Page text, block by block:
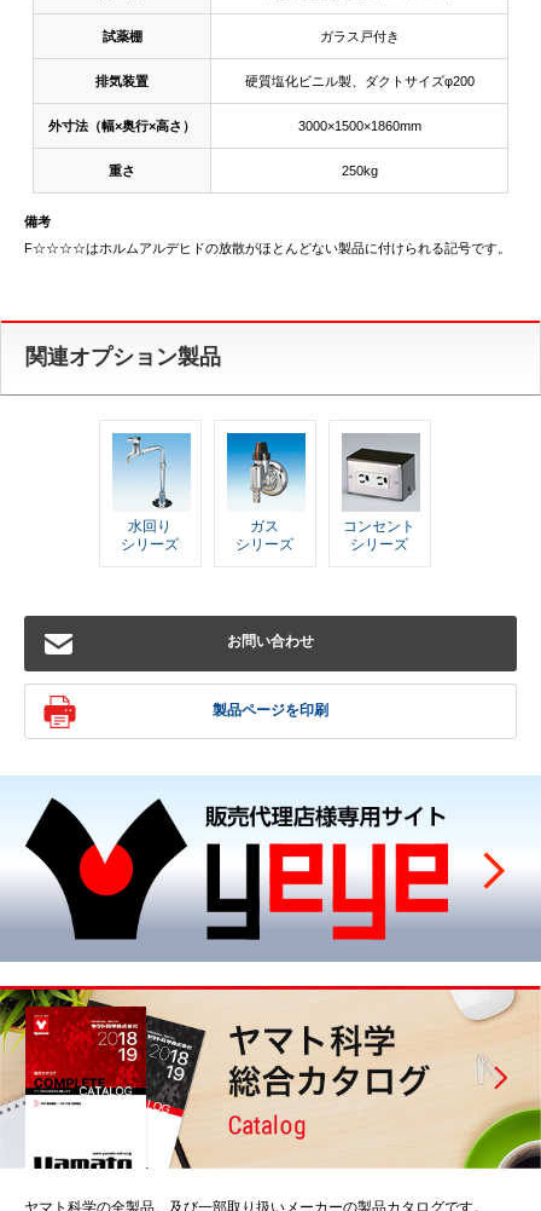
試薬棚 ガラス戸付き
排気装置 硬質塩化ビニル製、ダクトサイズφ200
外寸法（幅×奥行×高さ） 3000×1500×1860mm
重さ 250kg
備考
F☆☆☆☆はホルムアルデヒドの放散がほとんどない製品に付けられる記号です。
関連オプション製品
水回り
シリーズ
ガス
シリーズ
コンセント
シリーズ
お問い合わせ
製品ページを印刷
ヤマト科学の全製品、及び一部取り扱いメーカーの製品カタログです。